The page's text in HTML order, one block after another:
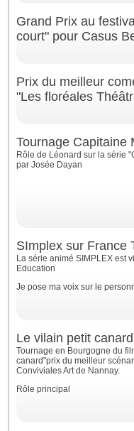
Grand Prix au
court" pour Casus
Prix du meilleur
"Les floréales
Tournage Capitaine
Rôle de Léonard sur la série
par Josée Dayan
SImplex sur France
La série animé SIMPLEX est
Education
Je pose ma voix sur le
Le vilain petit canard
Tournage en Bourgogne du
canard"prix du meilleur
Conviviales Art de Nannay.
Rôle principal